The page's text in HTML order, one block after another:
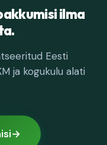
ilma
Eesti
ja kogukulu alati